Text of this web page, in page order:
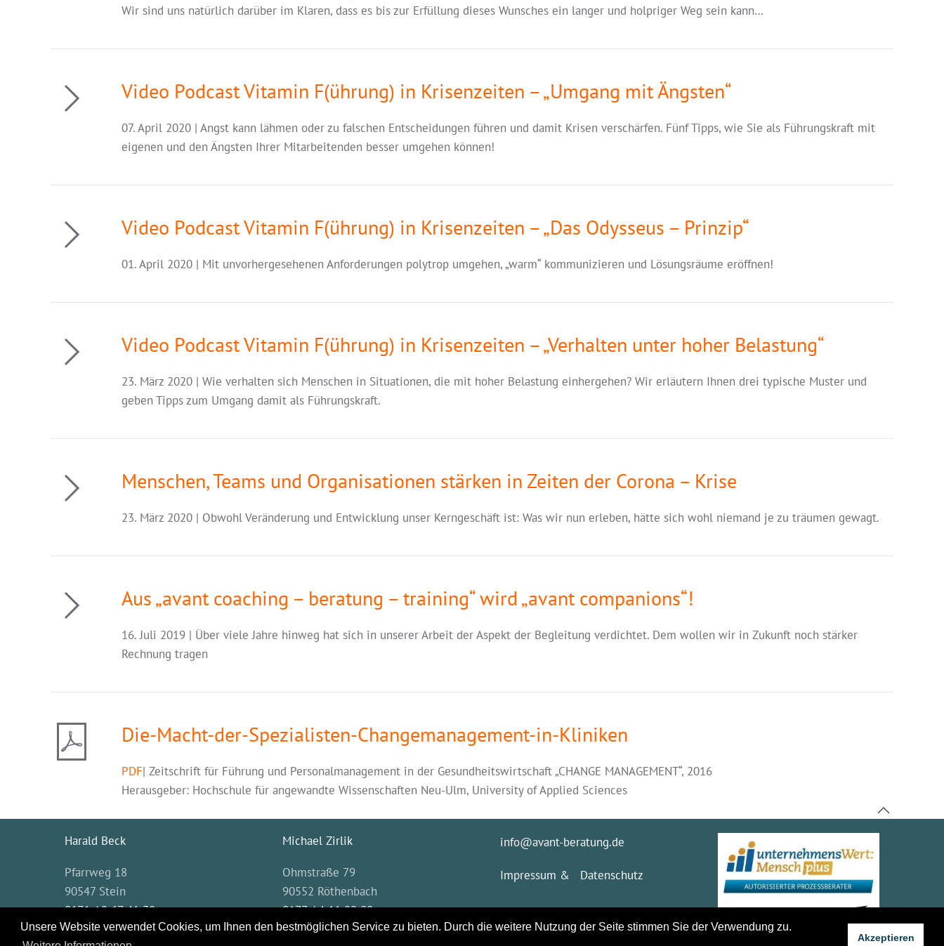
Unsere Website verwendet Cookies, um Ihnen den bestmöglichen Service zu bieten. Durch die weitere Nutzung der Seite stimmen Sie der Verwendung zu.
Akzeptieren
Wir sind uns natürlich darüber im Klaren, dass es bis zur Erfüllung dieses Wunsches ein langer und holpriger Weg sein kann…
Video Podcast Vitamin F(ührung) in Krisenzeiten – „Umgang mit Ängsten“
07. April 2020 | Angst kann lähmen oder zu falschen Entscheidungen führen und damit Krisen verschärfen. Fünf Tipps, wie Sie als Führungskraft mit
eigenen und den Ängsten Ihrer Mitarbeitenden besser umgehen können!
Video Podcast Vitamin F(ührung) in Krisenzeiten – „Das Odysseus – Prinzip“
01. April 2020 | Mit unvorhergesehenen Anforderungen polytrop umgehen, „warm“ kommunizieren und Lösungsräume eröffnen!
Video Podcast Vitamin F(ührung) in Krisenzeiten – „Verhalten unter hoher Belastung“
23. März 2020 | Wie verhalten sich Menschen in Situationen, die mit hoher Belastung einhergehen? Wir erläutern Ihnen drei typische Muster und
geben Tipps zum Umgang damit als Führungskraft.
Menschen, Teams und Organisationen stärken in Zeiten der Corona – Krise
23. März 2020 | Obwohl Veränderung und Entwicklung unser Kerngeschäft ist: Was wir nun erleben, hätte sich wohl niemand je zu träumen gewagt.
Aus „avant coaching – beratung – training“ wird „avant companions“!
16. Juli 2019 | Über viele Jahre hinweg hat sich in unserer Arbeit der Aspekt der Begleitung verdichtet. Dem wollen wir in Zukunft noch stärker
Rechnung tragen
Die-Macht-der-Spezialisten-Changemanagement-in-Kliniken
PDF| Zeitschrift für Führung und Personalmanagement in der Gesundheitswirtschaft „CHANGE MANAGEMENT“, 2016
Herausgeber: Hochschule für angewandte Wissenschaften Neu-Ulm, University of Applied Sciences
Harald Beck
Pfarrweg 18
90547 Stein
0171 / 2 67 41 30
Michael Zirlik
Ohmstraße 79
90552 Röthenbach
0177 / 4 11 22 00
info@avant-beratung.de
Impressum & Datenschutz